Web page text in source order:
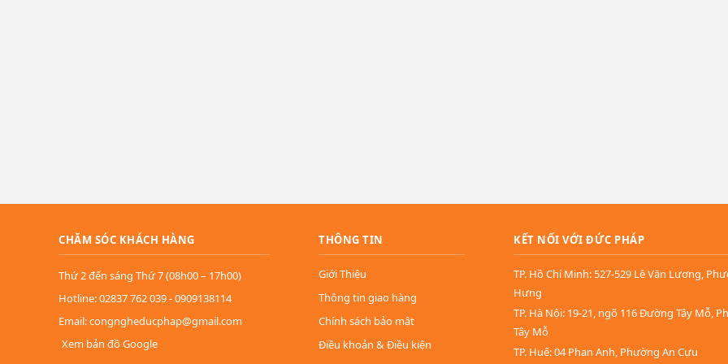
CHĂM SÓC KHÁCH HÀNG
Thứ 2 đến sáng Thứ 7 (08h00 – 17h00)
Hotline: 02837 762 039 - 0909138114
Email: congngheducphap@gmail.com
Xem bản đồ Google
THÔNG TIN
Giới Thiệu
Thông tin giao hàng
Chính sách bảo mật
Điều khoản & Điều kiện
KẾT NỐI VỚI ĐỨC PHÁP
TP. Hồ Chí Minh: 527-529 Lê Văn Lương,
Hưng
TP. Hà Nội: 19-21, ngõ 116 Đường Tây Mỗ,
Tây Mỗ
TP. Huế: 04 Phan Anh, Phường An Cựu